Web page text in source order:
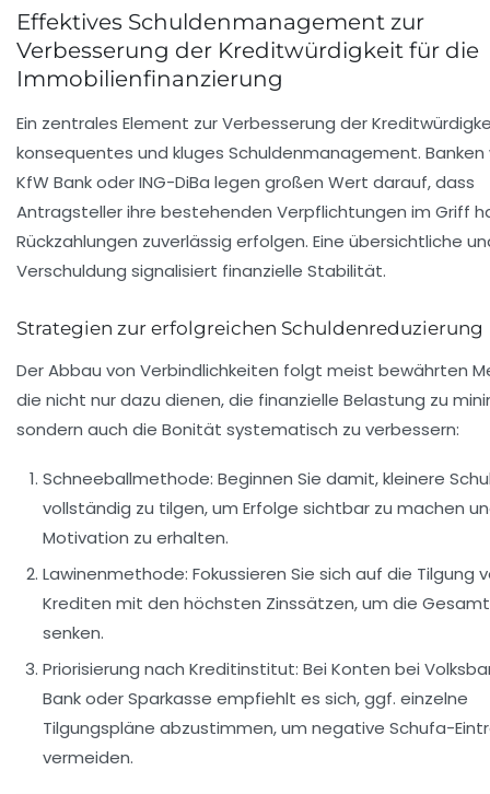
Effektives Schuldenmanagement zur
Verbesserung der Kreditwürdigkeit für die
Immobilienfinanzierung
Ein zentrales Element zur Verbesserung der
konsequentes und kluges Schuldenmanagement. Banken
KfW Bank oder ING-DiBa legen großen Wert darauf, dass
Antragsteller ihre bestehenden Verpflichtungen im Griff
Rückzahlungen zuverlässig erfolgen. Eine übersichtliche
Verschuldung signalisiert finanzielle Stabilität.
Strategien zur erfolgreichen Schuldenreduzierung
Der Abbau von Verbindlichkeiten folgt meist bewährten
die nicht nur dazu dienen, die finanzielle Belastung zu
sondern auch die Bonität systematisch zu verbessern:
Schneeballmethode: Beginnen Sie damit, kleinere
vollständig zu tilgen, um Erfolge sichtbar zu machen
Motivation zu erhalten.
Lawinenmethode: Fokussieren Sie sich auf die Tilgung
Krediten mit den höchsten Zinssätzen, um die
senken.
Priorisierung nach Kreditinstitut: Bei Konten bei
Bank oder Sparkasse empfiehlt es sich, ggf. einzelne
Tilgungspläne abzustimmen, um negative Schufa-
vermeiden.